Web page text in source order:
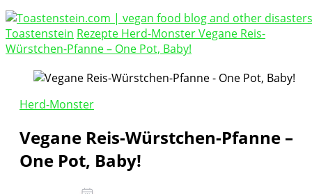
Toastenstein.com
vegan food blog
Toastenstein Rezepte Herd-MonsterVegane Reis-
Würstchen-Pfanne – One Pot, Baby!
Herd-Monster
Vegane Reis-Würstchen-Pfanne –
One Pot, Baby!